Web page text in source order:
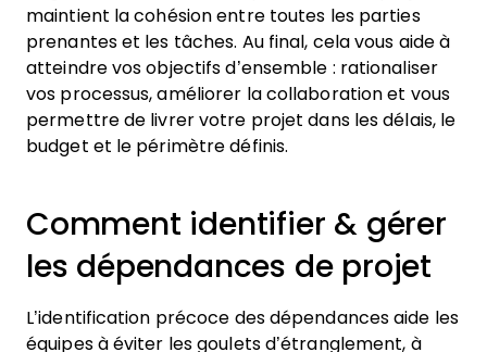
maintient la cohésion entre toutes les parties
prenantes et les tâches. Au final, cela vous aide à
atteindre vos objectifs d’ensemble : rationaliser
vos processus, améliorer la collaboration et vous
permettre de livrer votre projet dans les délais, le
budget et le périmètre définis.
Comment identifier & gérer
les dépendances de projet
L’identification précoce des dépendances aide les
équipes à éviter les goulets d’étranglement, à